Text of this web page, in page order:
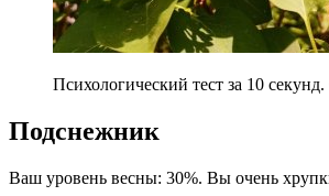
Психологический тест за 10
Подснежник
Ваш уровень весны: 30%. Вы очень